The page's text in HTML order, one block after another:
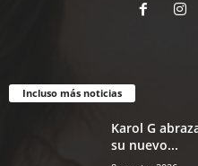
Incluso más noticias
Karol G
su nuevo...